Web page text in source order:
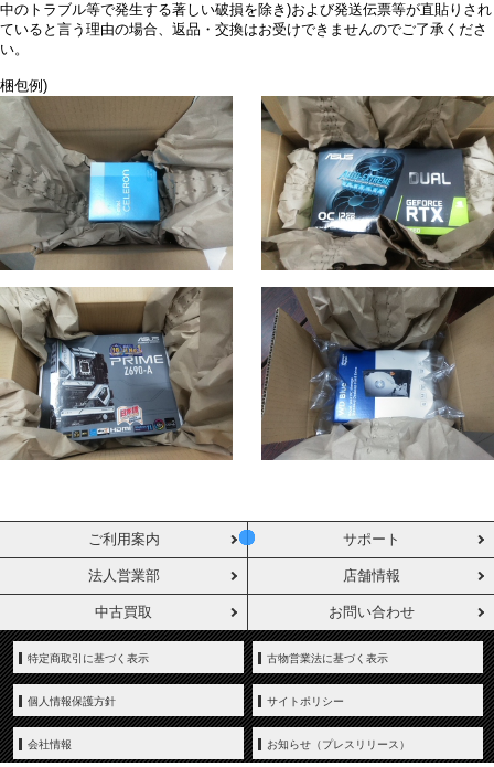
中のトラブル等で発生する著しい破損を除き)および発送伝票等が直貼りされ
ていると言う理由の場合、返品・交換はお受けできませんのでご了承くださ
い。
梱包例)
ご利用案内 サポート
法人営業部 店舗情報
中古買取 お問い合わせ
特定商取引に基づく表示 古物営業法に基づく表示
個人情報保護方針 サイトポリシー
会社情報 お知らせ（プレスリリース）